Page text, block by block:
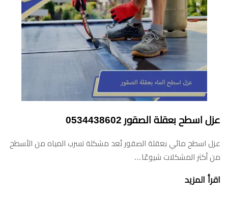
عزل اسطح بعقلة الصقور ‏‪0534438602‬‏
عزل اسطح مائي بعقلة الصقور تُعد مشكلة تسرب المياه من الأسطح
من أكثر المشكلات شيوعًا…
اقرأ المزيد